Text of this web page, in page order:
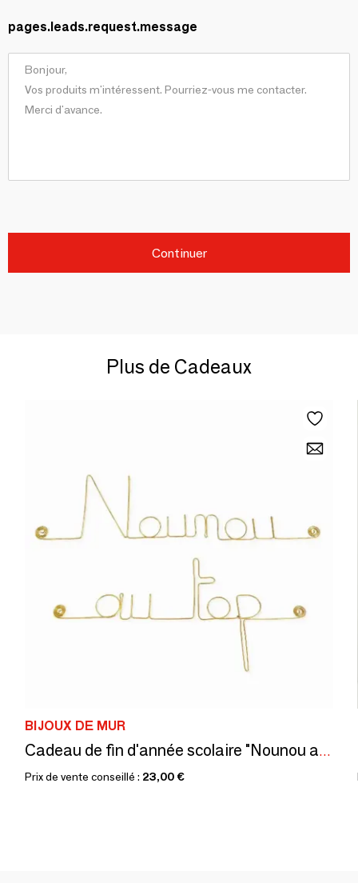
pages.leads.request.message
Continuer
Plus de Cadeaux
BIJOUX DE MUR
Cadeau de fin d'année scolaire "Nounou au top" - Décoration en Laiton
Prix de vente conseillé : 23,00 €